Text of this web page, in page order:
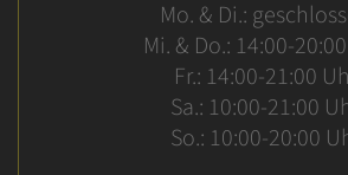
Mo. & Di.:
Mi. & Do.: 14:00-
Fr.: 14:00-21:00
Sa.: 10:00-21:00
So.: 10:00-20:00